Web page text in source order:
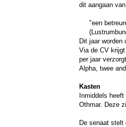
dit aangaan
"een
Dit jaar
Via de CV
per jaar
Alpha, twee
Kasten
Inmiddels
Othmar. Deze
De senaat stelt